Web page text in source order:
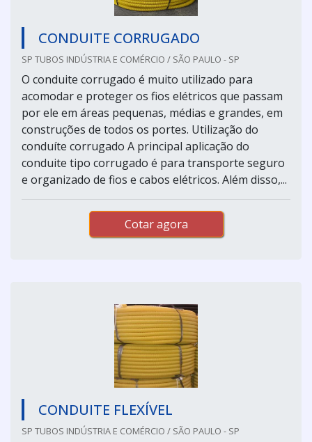
CONDUITE CORRUGADO
SP TUBOS INDÚSTRIA E COMÉRCIO / SÃO PAULO - SP
O conduite corrugado é muito utilizado para
acomodar e proteger os fios elétricos que passam
por ele em áreas pequenas, médias e grandes, em
construções de todos os portes. Utilização do
conduíte corrugado A principal aplicação do
conduite tipo corrugado é para transporte seguro
e organizado de fios e cabos elétricos. Além disso,...
Cotar agora
CONDUITE FLEXÍVEL
SP TUBOS INDÚSTRIA E COMÉRCIO / SÃO PAULO - SP